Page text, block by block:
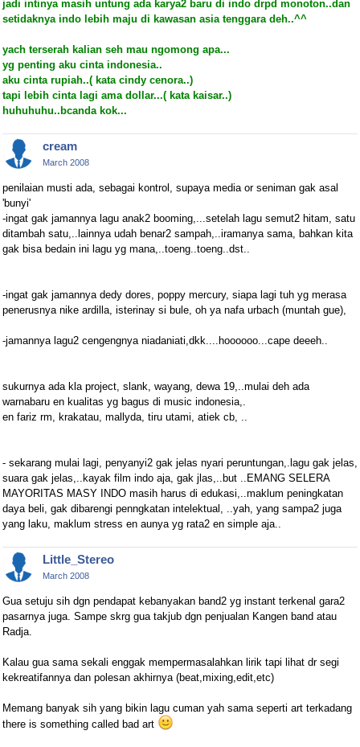
jadi intinya masih untung ada karya2 baru di indo drpd monoton..dan
setidaknya indo lebih maju di kawasan asia tenggara deh..^^
yach terserah kalian seh mau ngomong apa...
yg penting aku cinta indonesia..
aku cinta rupiah..( kata cindy cenora..)
tapi lebih cinta lagi ama dollar...( kata kaisar..)
huhuhuhu..bcanda kok...
cream
March 2008
penilaian musti ada, sebagai kontrol, supaya media or seniman gak asal
'bunyi'
-ingat gak jamannya lagu anak2 booming,...setelah lagu semut2 hitam, satu
ditambah satu,..lainnya udah benar2 sampah,..iramanya sama, bahkan kita
gak bisa bedain ini lagu yg mana,..toeng..toeng..dst..
-ingat gak jamannya dedy dores, poppy mercury, siapa lagi tuh yg merasa
penerusnya nike ardilla, isterinay si bule, oh ya nafa urbach (muntah gue),
-jamannya lagu2 cengengnya niadaniati,dkk....hoooooo...cape deeeh..
sukurnya ada kla project, slank, wayang, dewa 19,..mulai deh ada
warnabaru en kualitas yg bagus di music indonesia,.
en fariz rm, krakatau, mallyda, tiru utami, atiek cb, ..
- sekarang mulai lagi, penyanyi2 gak jelas nyari peruntungan,.lagu gak jelas,
suara gak jelas,..kayak film indo aja, gak jlas,..but ..EMANG SELERA
MAYORITAS MASY INDO masih harus di edukasi,..maklum peningkatan
daya beli, gak dibarengi penngkatan intelektual, ..yah, yang sampa2 juga
yang laku, maklum stress en aunya yg rata2 en simple aja..
Little_Stereo
March 2008
Gua setuju sih dgn pendapat kebanyakan band2 yg instant terkenal gara2
pasarnya juga. Sampe skrg gua takjub dgn penjualan Kangen band atau
Radja.
Kalau gua sama sekali enggak mempermasalahkan lirik tapi lihat dr segi
kekreatifannya dan polesan akhirnya (beat,mixing,edit,etc)
Memang banyak sih yang bikin lagu cuman yah sama seperti art terkadang
there is something called bad art